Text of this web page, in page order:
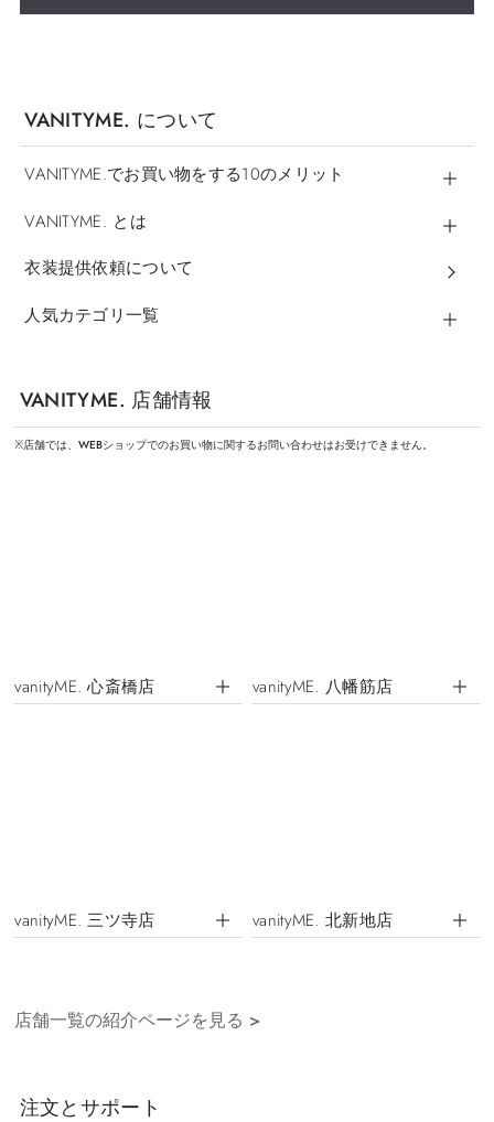
VANITYME. について
VANITYME.でお買い物をする10のメリット
VANITYME. とは
衣装提供依頼について
人気カテゴリ一覧
VANITYME. 店舗情報
※店舗では、WEBショップでのお買い物に関するお問い合わせはお受けできません。
vanityME. 心斎橋店 vanityME. 八幡筋店
vanityME. 三ツ寺店 vanityME. 北新地店
店舗一覧の紹介ページを見る >
注文とサポート